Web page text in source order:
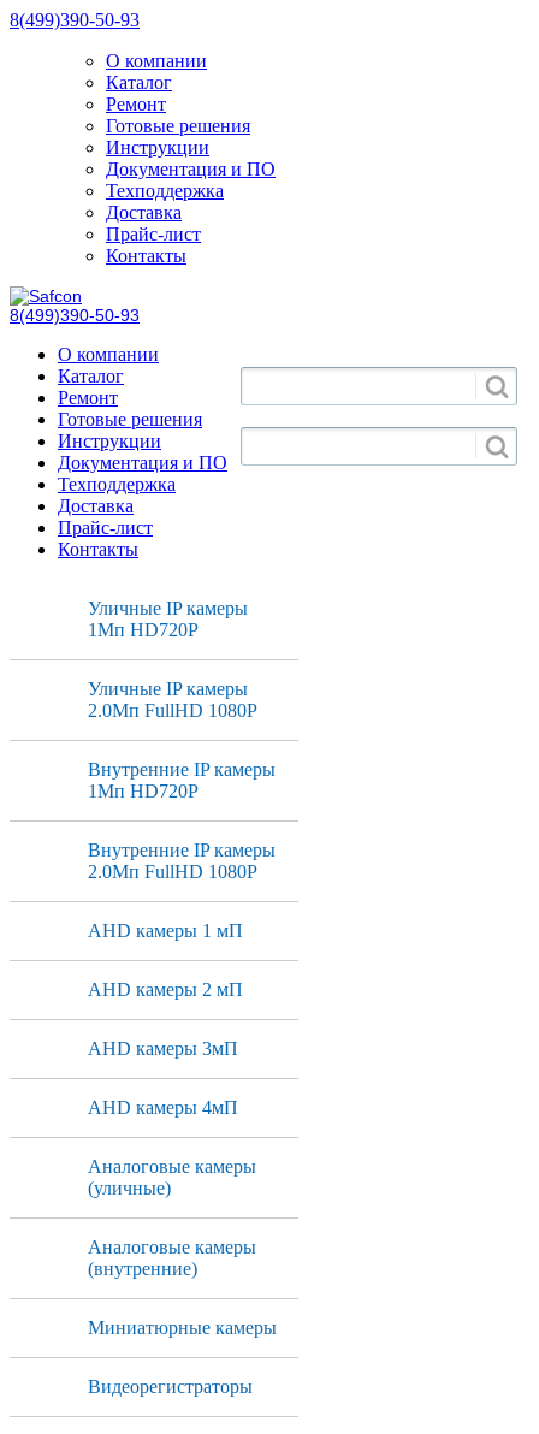
8(499)390-50-93
О компании
Каталог
Ремонт
Готовые решения
Инструкции
Документация и ПО
Техподдержка
Доставка
Прайс-лист
Контакты
8(499)390-50-93
О компании
Каталог
Ремонт
Готовые решения
Инструкции
Документация и ПО
Техподдержка
Доставка
Прайс-лист
Контакты
Уличные IP камеры
1Мп HD720P
Уличные IP камеры
2.0Мп FullHD 1080P
Внутренние IP камеры
1Мп HD720P
Внутренние IP камеры
2.0Мп FullHD 1080P
AHD камеры 1 мП
AHD камеры 2 мП
AHD камеры 3мП
AHD камеры 4мП
Аналоговые камеры
(уличные)
Аналоговые камеры
(внутренние)
Миниатюрные камеры
Видеорегистраторы